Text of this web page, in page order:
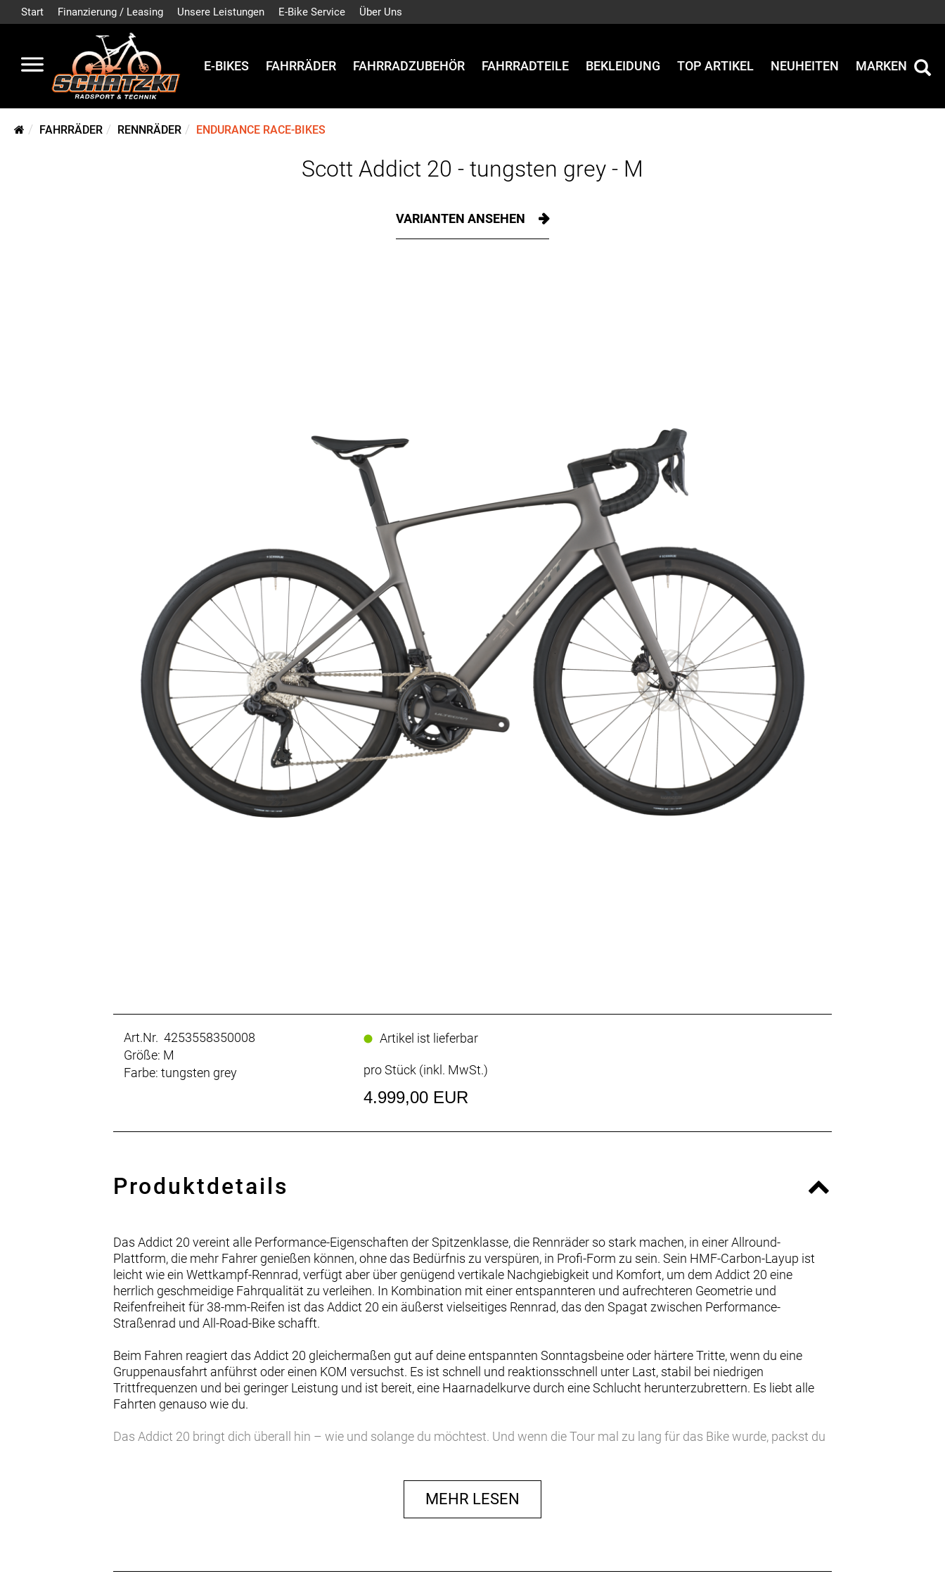
Start Finanzierung / Leasing Unsere Leistungen E-Bike Service Über Uns
E-BIKES FAHRRÄDER FAHRRADZUBEHÖR FAHRRADTEILE BEKLEIDUNG TOP ARTIKEL NEUHEITEN MARKEN
FAHRRÄDER RENNRÄDER ENDURANCE RACE-BIKES
Scott Addict 20 - tungsten grey - M
VARIANTEN ANSEHEN
Art.Nr. 4253558350008
Größe: M
Farbe: tungsten grey
Artikel ist lieferbar
pro Stück (inkl. MwSt.)
4.999,00 EUR
Produktdetails
Das Addict 20 vereint alle Performance-Eigenschaften der Spitzenklasse, die Rennräder so stark machen, in einer Allround-
Plattform, die mehr Fahrer genießen können, ohne das Bedürfnis zu verspüren, in Profi-Form zu sein. Sein HMF-Carbon-Layup ist
leicht wie ein Wettkampf-Rennrad, verfügt aber über genügend vertikale Nachgiebigkeit und Komfort, um dem Addict 20 eine
herrlich geschmeidige Fahrqualität zu verleihen. In Kombination mit einer entspannteren und aufrechteren Geometrie und
Reifenfreiheit für 38-mm-Reifen ist das Addict 20 ein äußerst vielseitiges Rennrad, das den Spagat zwischen Performance-
Straßenrad und All-Road-Bike schafft.
Beim Fahren reagiert das Addict 20 gleichermaßen gut auf deine entspannten Sonntagsbeine oder härtere Tritte, wenn du eine
Gruppenausfahrt anführst oder einen KOM versuchst. Es ist schnell und reaktionsschnell unter Last, stabil bei niedrigen
Trittfrequenzen und bei geringer Leistung und ist bereit, eine Haarnadelkurve durch eine Schlucht herunterzubrettern. Es liebt alle
Fahrten genauso wie du.
Das Addict 20 bringt dich überall hin – wie und solange du möchtest. Und wenn die Tour mal zu lang für das Bike wurde, packst du
ONE Reifen ausgestattet, damit du bei jeder Geschwindigkeit lange durchhältst.
MEHR LESEN